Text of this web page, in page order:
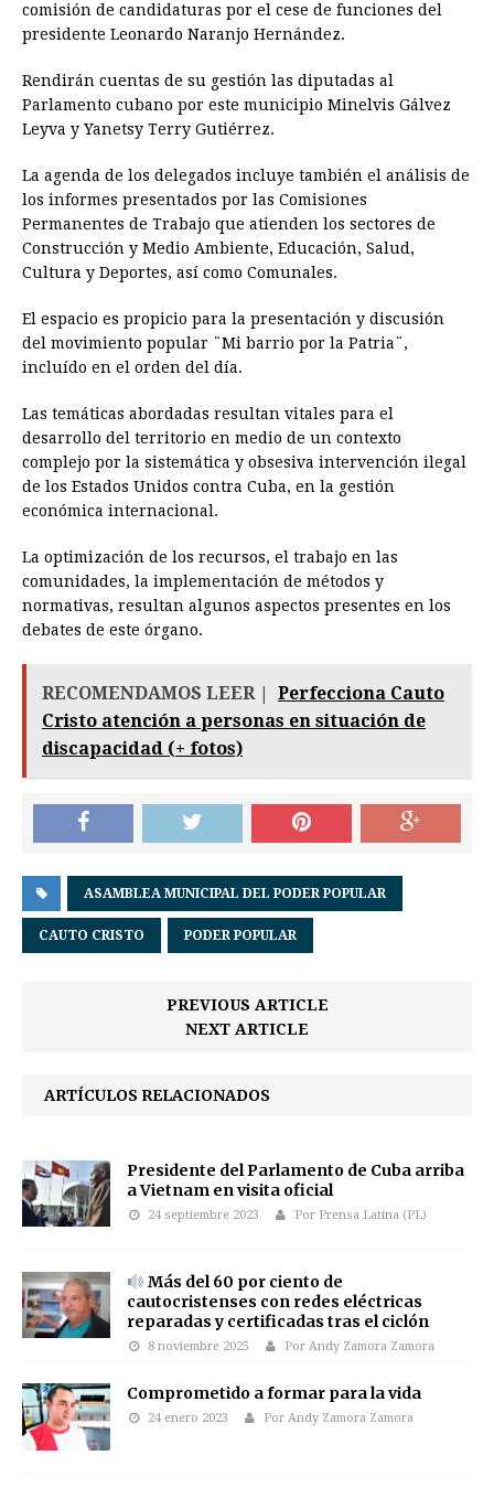
comisión de candidaturas por el cese de funciones del
presidente Leonardo Naranjo Hernández.
Rendirán cuentas de su gestión las diputadas al
Parlamento cubano por este municipio Minelvis Gálvez
Leyva y Yanetsy Terry Gutiérrez.
La agenda de los delegados incluye también el análisis de
los informes presentados por las Comisiones
Permanentes de Trabajo que atienden los sectores de
Construcción y Medio Ambiente, Educación, Salud,
Cultura y Deportes, así como Comunales.
El espacio es propicio para la presentación y discusión
del movimiento popular ¨Mi barrio por la Patria¨,
incluído en el orden del día.
Las temáticas abordadas resultan vitales para el
desarrollo del territorio en medio de un contexto
complejo por la sistemática y obsesiva intervención ilegal
de los Estados Unidos contra Cuba, en la gestión
económica internacional.
La optimización de los recursos, el trabajo en las
comunidades, la implementación de métodos y
normativas, resultan algunos aspectos presentes en los
debates de este órgano.
RECOMENDAMOS LEER |
Perfecciona Cauto
Cristo atención a personas en situación de
discapacidad (+ fotos)
ASAMBLEA MUNICIPAL DEL PODER POPULAR
CAUTO CRISTO PODER POPULAR
PREVIOUS ARTICLE
NEXT ARTICLE
ARTÍCULOS RELACIONADOS
Presidente del Parlamento de Cuba arriba
a Vietnam en visita oficial
24 septiembre 2023 Por Prensa Latina (PL)
Más del 60 por ciento de
cautocristenses con redes eléctricas
reparadas y certificadas tras el ciclón
8 noviembre 2025 Por Andy Zamora Zamora
Comprometido a formar para la vida
24 enero 2023 Por Andy Zamora Zamora